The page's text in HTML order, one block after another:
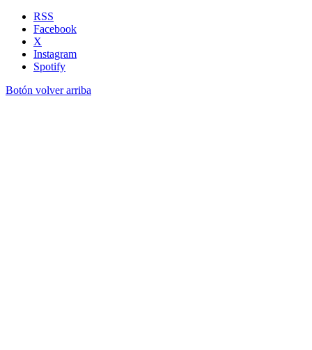
RSS
Facebook
X
Instagram
Spotify
Botón volver arriba